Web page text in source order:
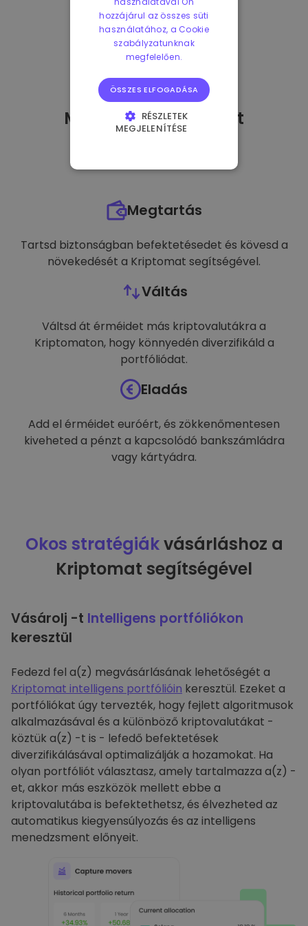
Mit tehetekmiután
-t
Megtartás
Tartsd biztonságban befektetésedet és kövesd a
növekedését a Kriptomat segítségével.
Váltás
Váltsd át érméidet más kriptovalutákra a
Kriptomaton, hogy könnyedén diverzifikáld a
portfóliódat.
Eladás
Add el érméidet euróért, és zökkenőmentesen
kiveheted a pénzt a kapcsolódó bankszámládra
vagy kártyádra.
Okos stratégiákvásárláshoz a
Kriptomat segítségével
Vásárolj -t Intelligens portfóliókon
keresztül
Fedezd fel a(z) megvásárlásának lehetőségét a
Kriptomat intelligens portfólióin keresztül. Ezeket a
portfóliókat úgy tervezték, hogy fejlett algoritmusok
alkalmazásával és a különböző kriptovalutákat -
köztük a(z) -t is - lefedő befektetések
diverzifikálásával optimalizálják a hozamokat. Ha
olyan portfóliót választasz, amely tartalmazza a(z) -
et, akkor más eszközök mellett ebbe a
kriptovalutába is befektethetsz, és élvezheted az
automatikus kiegyensúlyozás és az intelligens
menedzsment előnyeit.
hozzájárul az összes süti
használatához, a Cookie
szabályzatunknak
megfelelően.
ÖSSZES ELFOGADÁSA
RÉSZLETEK
MEGJELENÍTÉSE
CÉLZÁS
FUNKCIONALITÁS